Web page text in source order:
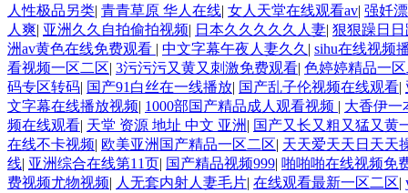
人性极品另类| 青青草原 华人在线| 女人天堂在线观看av| 强奷
人爽| 亚洲久久自拍偷拍视频| 日本久久久久久人妻| 狠狠躁日日
洲av黄色在线免费观看 | 中文字幕午夜人妻久久 | sihu在线视频
看视频一区二区| 3污污污又黄又刺激免费观看| 色婷婷精品一
码专区转码| 国产91白丝在一线播放| 国产乱子伦视频在线观看|
文字幕在线播放视频| 1000部国产精品成人观看视频 | 大香伊一
频在线观看| 天堂 资源 地址 中文 亚洲 | 国产又长又粗又猛又黄
在线不卡视频| 欧美亚洲国产精品一区二区| 天天爱天天日天天
线| 亚洲综合在线第11页| 国产精品视频999| 啪啪啪在线视频免
费视频尤物视频| 人无套内射人妻毛片| 在线观看最新一区二区|